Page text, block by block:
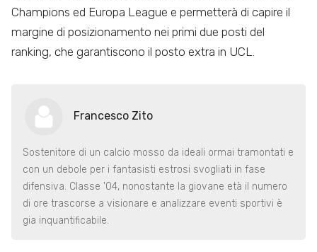
Champions ed Europa League e permetterà di capire il
margine di posizionamento nei primi due posti del
ranking, che garantiscono il posto extra in UCL.
Francesco Zito
Sostenitore di un calcio mosso da ideali ormai tramontati e
con un debole per i fantasisti estrosi svogliati in fase
difensiva. Classe '04, nonostante la giovane età il numero
di ore trascorse a visionare e analizzare eventi sportivi è
gia inquantificabile.